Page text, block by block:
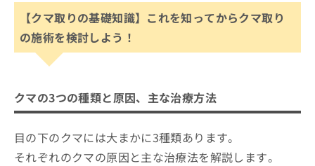
【クマ取りの基礎知識】これを知ってからクマ取り
の施術を検討しよう！
クマの3つの種類と原因、主な治療方法
目の下のクマには大まかに3種類あります。
それぞれのクマの原因と主な治療法を解説します。